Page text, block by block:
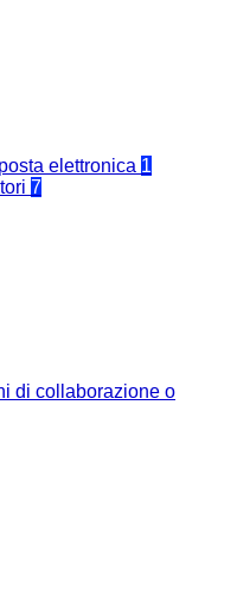
elettronica 1
7
di collaborazione o